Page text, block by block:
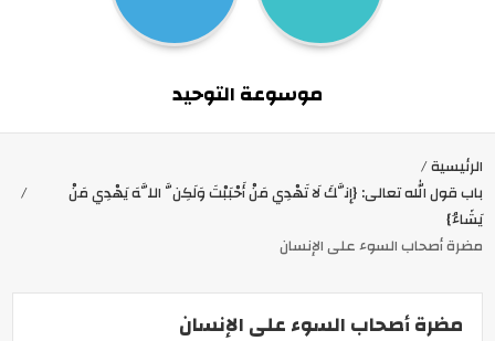
موسوعة التوحيد
الرئيسية
باب قول الله تعالى: {إِنَّكَ لَا تَهْدِي مَنْ أَحْبَبْتَ وَلَكِنَّ اللَّهَ يَهْدِي مَنْ
يَشَاءُ}
مضرة أصحاب السوء على الإنسان
مضرة أصحاب السوء على الإنسان